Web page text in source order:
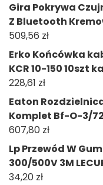
Gira Pokrywa
Z Bluetooth
509,56 zł
Erko Końcówka
KCR 10-150 10szt
228,61 zł
Eaton
Komplet Bf-O-3/
607,80 zł
Lp Przewód W
300/500V 3M
34,20 zł